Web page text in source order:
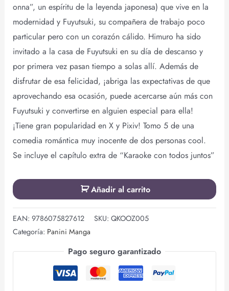
onna”, un espíritu de la leyenda japonesa) que vive en la
modernidad y Fuyutsuki, su compañera de trabajo poco
particular pero con un corazón cálido. Himuro ha sido
invitado a la casa de Fuyutsuki en su día de descanso y
por primera vez pasan tiempo a solas allí. Además de
disfrutar de esa felicidad, ¡abriga las expectativas de que
aprovechando esa ocasión, puede acercarse aún más con
Fuyutsuki y convertirse en alguien especial para ella!
¡Tiene gran popularidad en X y Pixiv! Tomo 5 de una
comedia romántica muy inocente de dos personas cool.
Se incluye el capítulo extra de “Karaoke con todos juntos”
Añadir al carrito
EAN: 9786075827612 SKU: QKOOZ005
Categoría: Panini Manga
Pago seguro garantizado